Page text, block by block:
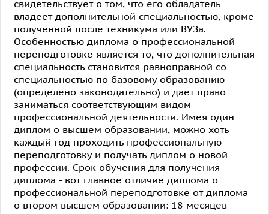
свидетельствует о том, что его обладатель
владеет дополнительной специальностью, кроме
полученной после техникума или ВУЗа.
Особенностью диплома о профессиональной
переподготовке является то, что дополнительная
специальность становится равноправной со
специальностью по базовому образованию
(определено законодательно) и дает право
заниматься соответствующим видом
профессиональной деятельности. Имея один
диплом о высшем образовании, можно хоть
каждый год проходить профессиональную
переподготовку и получать диплом о новой
профессии. Срок обучения для получения
диплома - вот главное отличие диплома о
профессиональной переподготовке от диплома
о втором высшем образовании: 18 месяцев